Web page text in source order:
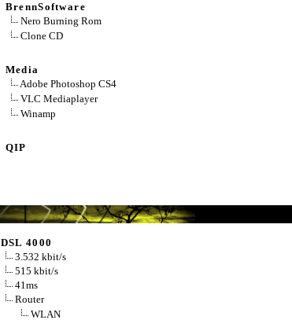
BrennSoftware
Nero Burning Rom
Clone CD
Media
Adobe Photoshop CS4
VLC Mediaplayer
Winamp
QIP
DSL 4000
3.532 kbit/s
515 kbit/s
41ms
Router
WLAN